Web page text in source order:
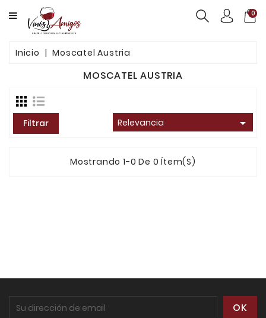
CATEGORY
SERVICIOS
NOSOTROS
0
Inicio Moscatel Austria
MOSCATEL AUSTRIA
Filtrar Relevancia 
Mostrando 1-0 De 0 Ítem(s)